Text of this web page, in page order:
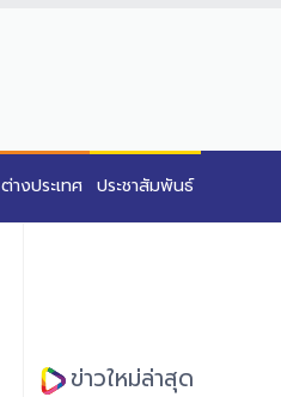
ต่างประเทศ ประชาสัมพันธ์
ข่าวใหม่ล่าสุด